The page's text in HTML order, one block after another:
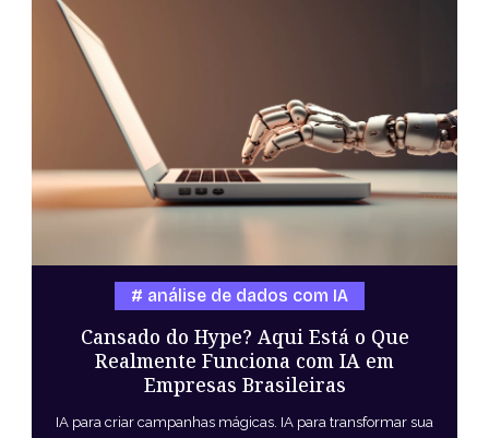
Cansado do Hype? Aqui Está o Que
Realmente Funciona com IA em
Empresas Brasileiras
análise de dados com IA
IA para criar campanhas mágicas. IA para transformar sua